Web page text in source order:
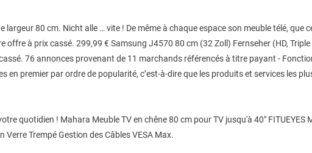
largeur 80 cm. Nicht alle … vite ! De même à chaque espace son meuble télé, que
à prix cassé. 299,99 € Samsung J4570 80 cm (32 Zoll) Fernseher (HD,
76 annonces provenant de 11 marchands référencés à titre payant -
premier par ordre de popularité, c’est-à-dire que les produits et services les
quotidien ! Mahara Meuble TV en chêne 80 cm pour TV jusqu'à 40" FITUEYES
Trempé Gestion des Câbles VESA Max.